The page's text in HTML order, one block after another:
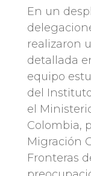
En un
realizaron
detallada
equipo
del
el
Colombia,
Migración
Fronteras